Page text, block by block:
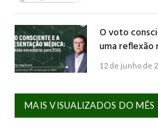
O voto
uma reflexão
12 de junho de
MAIS VISUALIZADOS DO MÊS